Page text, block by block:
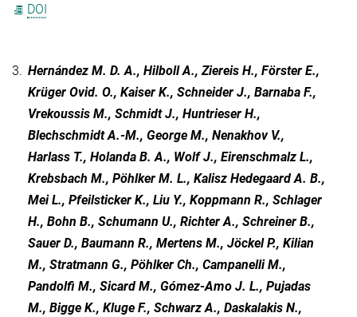
DOI
3. Hernández M. D. A., Hilboll A., Ziereis H., Förster E.,
Krüger Ovid. O., Kaiser K., Schneider J., Barnaba F.,
Vrekoussis M., Schmidt J., Huntrieser H.,
Blechschmidt A.-M., George M., Nenakhov V.,
Harlass T., Holanda B. A., Wolf J., Eirenschmalz L.,
Krebsbach M., Pöhlker M. L., Kalisz Hedegaard A. B.,
Mei L., Pfeilsticker K., Liu Y., Koppmann R., Schlager
H., Bohn B., Schumann U., Richter A., Schreiner B.,
Sauer D., Baumann R., Mertens M., Jöckel P., Kilian
M., Stratmann G., Pöhlker Ch., Campanelli M.,
Pandolfi M., Sicard M., Gómez-Amo J. L., Pujadas
M., Bigge K., Kluge F., Schwarz A., Daskalakis N.,